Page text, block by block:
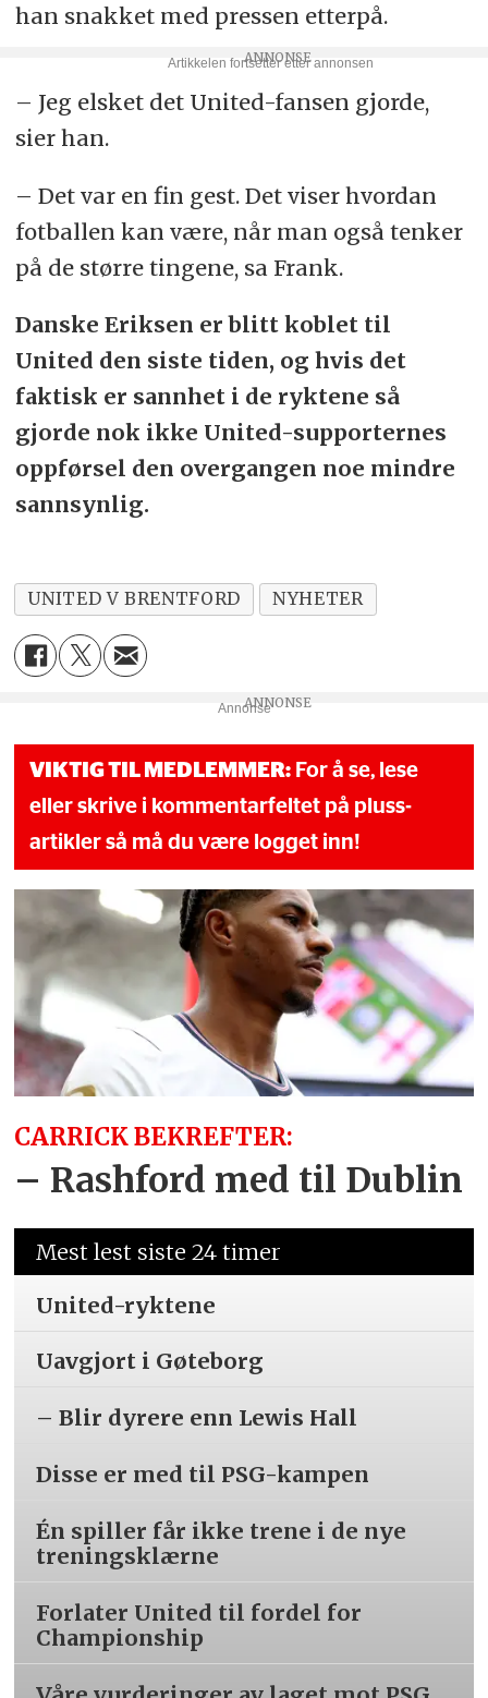
han snakket med pressen etterpå.
– Jeg elsket det United-fansen gjorde,
sier han.
– Det var en fin gest. Det viser hvordan
fotballen kan være, når man også tenker
på de større tingene, sa Frank.
Danske Eriksen er blitt koblet til
United den siste tiden, og hvis det
faktisk er sannhet i de ryktene så
gjorde nok ikke United-supporternes
oppførsel den overgangen noe mindre
sannsynlig.
UNITED V BRENTFORD NYHETER
Annonse
VIKTIG TIL MEDLEMMER: For å se, lese
eller skrive i kommentarfeltet på pluss-
artikler så må du være logget inn!
CARRICK BEKREFTER:
– Rashford med til Dublin
Mest lest siste 24 timer
United-ryktene
Uavgjort i Gøteborg
– Blir dyrere enn Lewis Hall
Disse er med til PSG-kampen
Én spiller får ikke trene i de nye
treningsklærne
Forlater United til fordel for
Championship